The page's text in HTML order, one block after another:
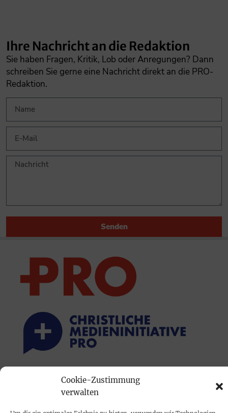
Cookie-Zustimmung
verwalten
Ihre Nachricht an die Redaktion
Sie haben Fragen, Kritik, Lob oder Anregungen? Dann
schreiben Sie gerne eine Nachricht direkt an die PRO-
Redaktion.
Senden
PRINTAUSGABE
Mediadaten